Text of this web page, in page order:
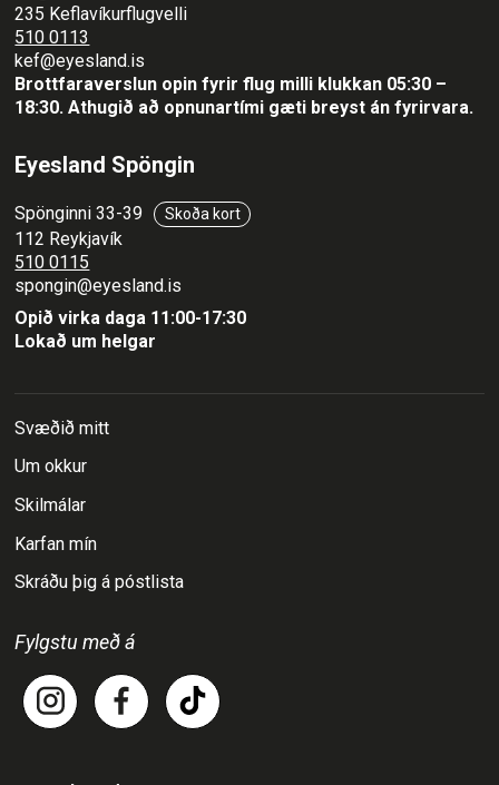
235 Keflavíkurflugvelli
510 0113
kef@eyesland.is
Brottfaraverslun opin fyrir flug milli klukkan 05:30 –
18:30.Athugið að opnunartími gæti breyst án fyrirvara.
Eyesland Spöngin
Spönginni 33-39 Skoða kort
112 Reykjavík
510 0115
spongin@eyesland.is
Opið virka daga 11:00-17:30
Lokað um helgar
Svæðið mitt
Um okkur
Skilmálar
Karfan mín
Skráðu þig á póstlista
Fylgstu með á